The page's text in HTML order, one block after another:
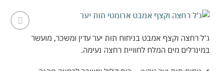
אהבתי רחצה וקצף אמבט בניחוח תות יער עדין ומשכר, מועשר
מים המלח לחוויית רחצה נעימה.